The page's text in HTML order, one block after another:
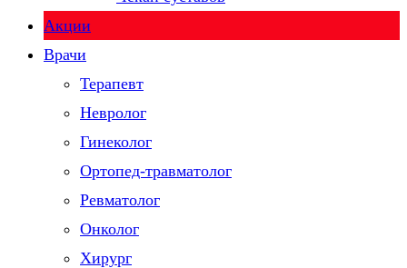
Акции
Врачи
Терапевт
Невролог
Гинеколог
Ортопед-травматолог
Ревматолог
Онколог
Хирург